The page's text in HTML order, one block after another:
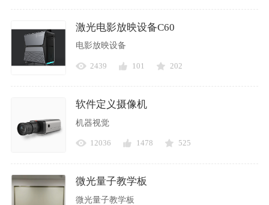
激光电影放映设备C60
电影放映设备
2439 101 202
软件定义摄像机
机器视觉
12036 1478 525
微光量子教学板
微光量子教学板